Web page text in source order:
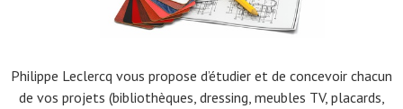
Philippe Leclercq vous propose d’étudier et de concevoir chacun
de vos projets (bibliothèques, dressing, meubles TV, placards,